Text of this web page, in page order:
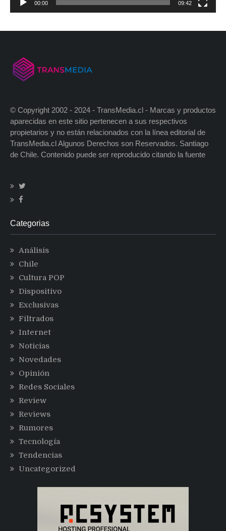
00:00 09:42
© Copyright 2002 - 2024 - TransMedia.cl - Marcas y productos
aparecidas en este sitio pertenecen a sus respectivos
propietarios y no están relacionados con la línea editorial de
TransMedia.cl Algunos Derechos son Reservados. Santiago
de Chile. Contenido puede ser reproducido citando la fuente
Categorias
Análisis
Chile
Cultura POP
Dispositivo
Exclusivas
Filtrados
Internet
Noticias
Novedades
Opinión
Redes Sociales
Review
Reviews
Rumores
Tecnología
Tendencias
Uncategorized